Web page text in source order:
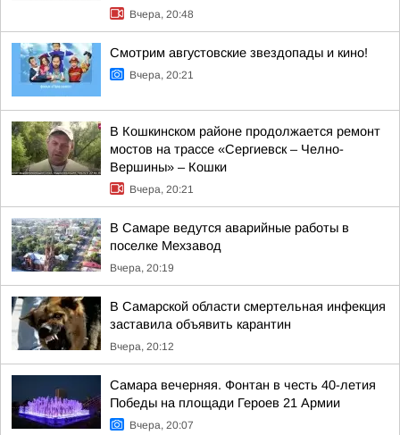
Вчера, 20:48
Смотрим августовские звездопады и кино!
Вчера, 20:21
В Кошкинском районе продолжается ремонт
мостов на трассе «Сергиевск – Челно-
Вершины» – Кошки
Вчера, 20:21
В Самаре ведутся аварийные работы в
поселке Мехзавод
Вчера, 20:19
В Самарской области смертельная инфекция
заставила объявить карантин
Вчера, 20:12
Самара вечерняя. Фонтан в честь 40-летия
Победы на площади Героев 21 Армии
Вчера, 20:07